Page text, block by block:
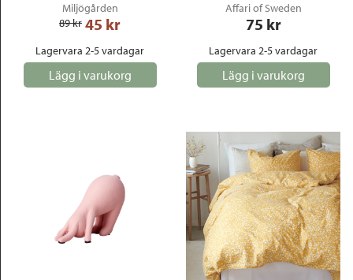
Miljögården
89 kr 45 kr
Lagervara 2-5 vardagar
Lägg i varukorg
Affari of Sweden
75 kr
Lagervara 2-5 vardagar
Lägg i varukorg